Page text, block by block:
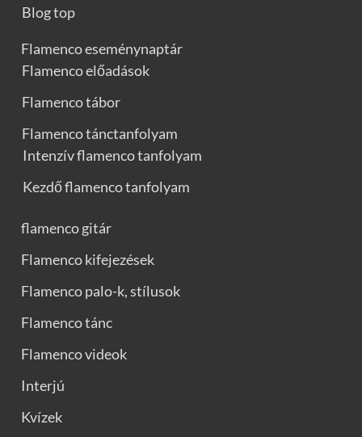
Blog top
Flamenco eseménynaptár
Flamenco előadások
Flamenco tábor
Flamenco tánctanfolyam
Intenzív flamenco tanfolyam
Kezdő flamenco tanfolyam
flamenco gitár
Flamenco kifejezések
Flamenco palo-k, stílusok
Flamenco tánc
Flamenco videok
Interjú
Kvízek